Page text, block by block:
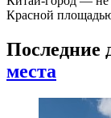
Красной
Последние
места